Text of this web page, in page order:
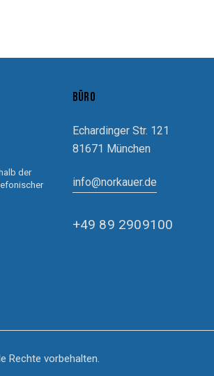
der
BÜRO
Echardinger Str. 121
81671 München
info@norkauer.de
+49 89 2909100
Rechte vorbehalten.